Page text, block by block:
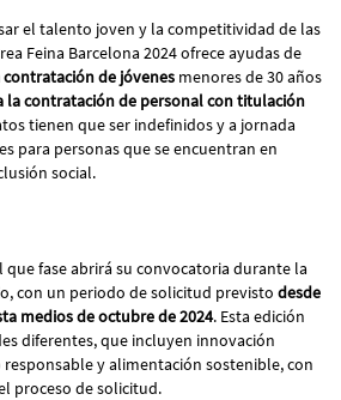
el talento joven y la competitividad de las
Feina Barcelona 2024 ofrece ayudas de
contratación de jóvenes menores de 30 años
la contratación de personal con titulación
tienen que ser indefinidos y a jornada
para personas que se encuentran en
social.
fase abrirá su convocatoria durante la
con un periodo de solicitud previsto desde
medios de octubre de 2024. Esta edición
diferentes, que incluyen innovación
y alimentación sostenible, con
proceso de solicitud.